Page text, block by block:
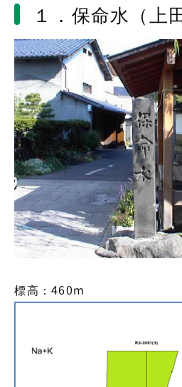
１．保命水（上
標高：460m